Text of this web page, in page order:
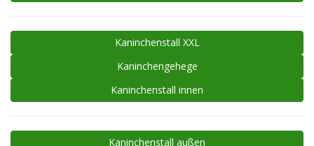
Kaninchenstall XXL
Kaninchengehege
Kaninchenstall innen
Kaninchenstall außen